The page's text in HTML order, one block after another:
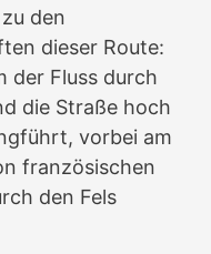
den
dieser Route:
der Fluss durch
die Straße hoch
vorbei am
französischen
den Fels